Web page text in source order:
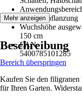
Gruppenpflanzung
Wuchshöhe
150 cm
EAN
5400785101285
Mehr anzeigen
Beschreibung
Bereich überspringen
Kaufen Sie den
für Ihren Garten.